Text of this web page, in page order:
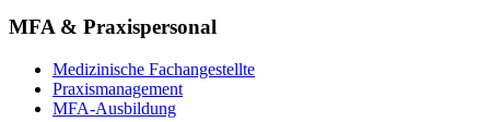
MFA & Praxispersonal
Medizinische Fachangestellte
Praxismanagement
MFA-Ausbildung